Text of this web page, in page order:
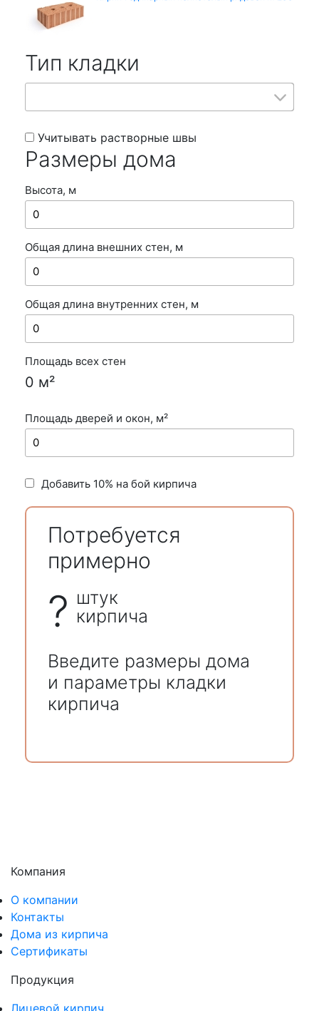
Тип кладки
Учитывать растворные швы
Размеры дома
Высота, м
Общая длина внешних стен, м
Общая длина внутренних стен, м
Площадь всех стен
0 м²
Площадь дверей и окон, м²
Добавить 10% на бой кирпича
Потребуется
примерно
? штук
кирпича
Введите размеры дома
и параметры кладки
кирпича
Компания
О компании
Контакты
Дома из кирпича
Сертификаты
Продукция
Лицевой кирпич